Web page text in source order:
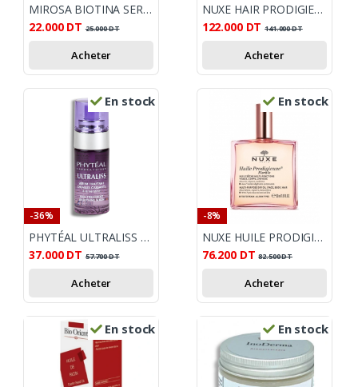
MIROSA BIOTINA SERUM ANTI CHUTE 50ML
22.000 DT 25.000DT
Acheter
NUXE HAIR PRODIGIEUX LA MASQUE NUTRITION AVANT SHAMPOOING 125ML
122.000 DT 141.000DT
Acheter
En stock
-36%
PHYTÉAL ULTRALISS SÉRUM TRAITANT A LA KERATINE 40ML
37.000 DT 57.700DT
Acheter
En stock
-8%
NUXE HUILE PRODIGIEUSE FLORALE 50ML
76.200 DT 82.500DT
Acheter
En stock En stock